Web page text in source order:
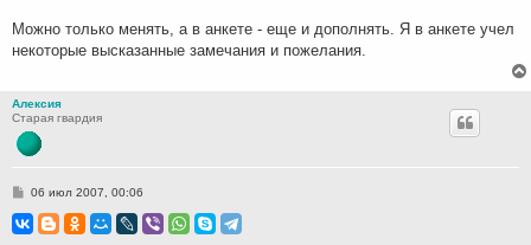
Можно только менять, а в анкете - еще и дополнять. Я в анкете учел
некоторые высказанные замечания и пожелания.
Алексия
Старая гвардия
С
о
б
06 июл 2007, 00:06